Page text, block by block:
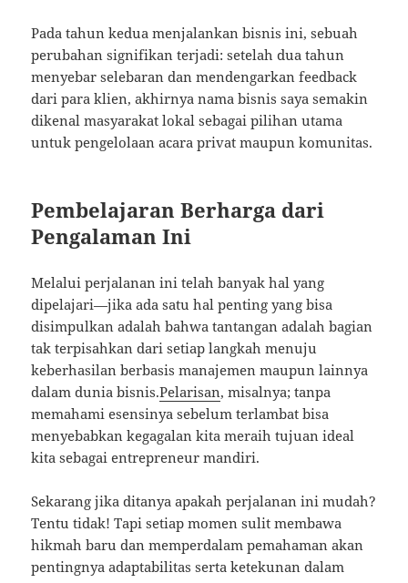
Pada tahun kedua menjalankan bisnis ini, sebuah
perubahan signifikan terjadi: setelah dua tahun
menyebar selebaran dan mendengarkan feedback
dari para klien, akhirnya nama bisnis saya semakin
dikenal masyarakat lokal sebagai pilihan utama
untuk pengelolaan acara privat maupun komunitas.
Pembelajaran Berharga dari
Pengalaman Ini
Melalui perjalanan ini telah banyak hal yang
dipelajari—jika ada satu hal penting yang bisa
disimpulkan adalah bahwa tantangan adalah bagian
tak terpisahkan dari setiap langkah menuju
keberhasilan berbasis manajemen maupun lainnya
dalam dunia bisnis.Pelarisan, misalnya; tanpa
memahami esensinya sebelum terlambat bisa
menyebabkan kegagalan kita meraih tujuan ideal
kita sebagai entrepreneur mandiri.
Sekarang jika ditanya apakah perjalanan ini mudah?
Tentu tidak! Tapi setiap momen sulit membawa
hikmah baru dan memperdalam pemahaman akan
pentingnya adaptabilitas serta ketekunan dalam